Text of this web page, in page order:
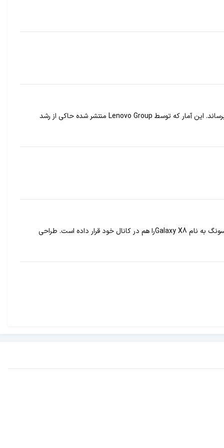
جی اس ام: شرکت موتورولا که اخیرا توسط لنوو خریداری شد، توانسته در سه ماهه پایانی سال 2014، بیش از 10 میلیون گوشی هوشمند به فروش برساند. این آمار که توسط Lenovo Group منتشر شده حاکی از رشد
یکی از کانال‌های محبوب یوتیوب که تا به حال ویدیوهای متعددی درباره گوشی‌های مختلف منتشر کرده، حالا کانسپتی از یک گوشی تخیلی سامسونگ به نام Galaxy X8را هم در کانال خود قرار داده است. طراحی